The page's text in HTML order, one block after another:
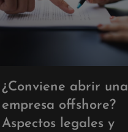
¿Conviene abrir una
empresa offshore?
Aspectos legales y